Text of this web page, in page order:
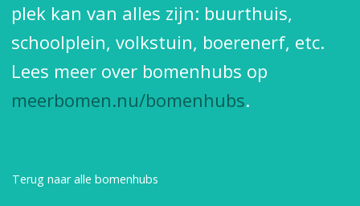
plek kan van alles zijn: buurthuis,
schoolplein, volkstuin, boerenerf, etc.
Lees meer over bomenhubs op
meerbomen.nu/bomenhubs.
Terug naar alle bomenhubs